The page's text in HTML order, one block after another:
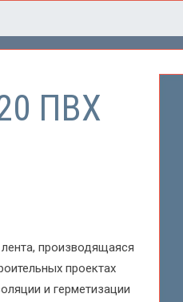
ПВХ
производящаяся
проектах
и герметизации